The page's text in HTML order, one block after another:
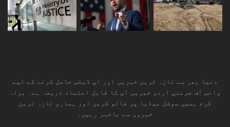
دنیا بھر سے تازہ ترین خبریں اور اپ ڈیٹس حاصل کرنے کے لیے
وائس آف جرمنی اردو خبریں آپ کا قابل اعتماد ذریعہ ہے۔ براہ
کرم ہمیں سوشل میڈیا پر فالو کریں اور ہماری تازہ ترین
خبروں سے باخبر رہیں۔